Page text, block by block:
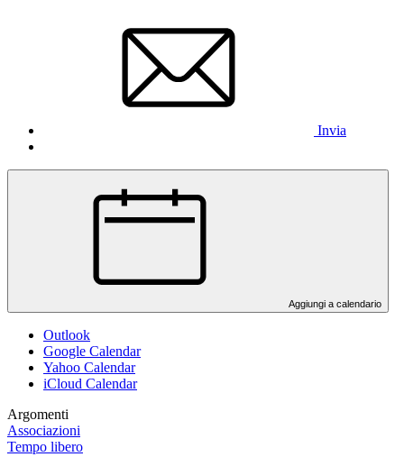
Invia
Aggiungi a calendario
Outlook
Google Calendar
Yahoo Calendar
iCloud Calendar
Argomenti
Associazioni
Tempo libero